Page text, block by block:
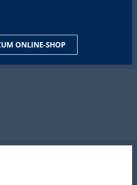
ONLINE-SHOP